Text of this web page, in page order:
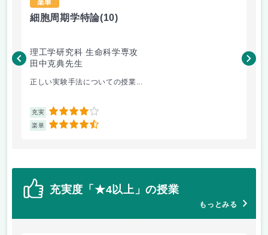
細胞周期学特論(10)
理工学研究科 生命科学専攻
田中克典先生
正しい実験手法についての授業...
充実 4
楽単 4.5
大
充実度「★4以上」の授業
もっとみる